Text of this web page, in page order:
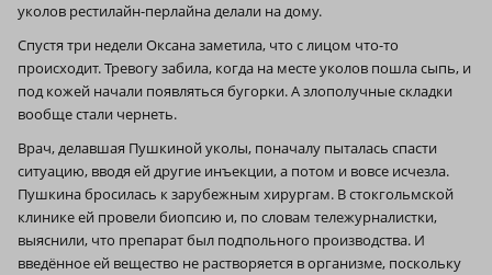
уколов рестилайн-перлайна делали на дому.
Спустя три недели Оксана заметила, что с лицом что-то
происходит. Тревогу забила, когда на месте уколов пошла сыпь, и
под кожей начали появляться бугорки. А злополучные складки
вообще стали чернеть.
Врач, делавшая Пушкиной уколы, поначалу пыталась спасти
ситуацию, вводя ей другие инъекции, а потом и вовсе исчезла.
Пушкина бросилась к зарубежным хирургам. В стокгольмской
клинике ей провели биопсию и, по словам тележурналистки,
выяснили, что препарат был подпольного производства. И
введённое ей вещество не растворяется в организме, поскольку